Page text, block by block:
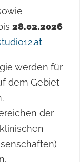
28.02.2026
werden für
dem Gebiet
der